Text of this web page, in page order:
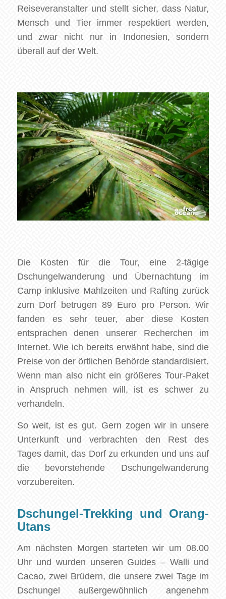
Reiseveranstalter und stellt sicher, dass Natur,
Mensch und Tier immer respektiert werden,
und zwar nicht nur in Indonesien, sondern
überall auf der Welt.
Die Kosten für die Tour, eine 2-tägige
Dschungelwanderung und Übernachtung im
Camp inklusive Mahlzeiten und Rafting zurück
zum Dorf betrugen 89 Euro pro Person. Wir
fanden es sehr teuer, aber diese Kosten
entsprachen denen unserer Recherchen im
Internet. Wie ich bereits erwähnt habe, sind die
Preise von der örtlichen Behörde standardisiert.
Wenn man also nicht ein größeres Tour-Paket
in Anspruch nehmen will, ist es schwer zu
verhandeln.
So weit, ist es gut. Gern zogen wir in unsere
Unterkunft und verbrachten den Rest des
Tages damit, das Dorf zu erkunden und uns auf
die bevorstehende Dschungelwanderung
vorzubereiten.
Dschungel-Trekking und Orang-
Utans
Am nächsten Morgen starteten wir um 08.00
Uhr und wurden unseren Guides – Walli und
Cacao, zwei Brüdern, die unsere zwei Tage im
Dschungel außergewöhnlich angenehm